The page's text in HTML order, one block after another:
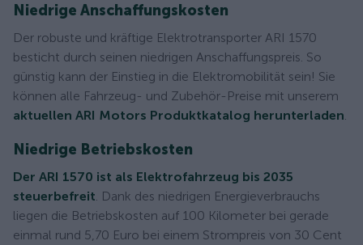
Niedrige Anschaffungskosten
Der robuste und kräftige Elektrotransporter ARI 1570
besticht durch seinen niedrigen Anschaffungspreis. So
günstig kann der Einstieg in die Elektromobilität sein! Sie
können alle Fahrzeug- und Zubehör-Preise mit unserem
aktuellen ARI Motors Produktkatalog herunterladen
Niedrige Betriebskosten
Der ARI 1570 ist als Elektrofahrzeug bis 2035
steuerbefreit . Dank des niedrigen Energieverbrauchs
liegen die Betriebskosten auf 100 Kilometer bei gerade
einmal rund 5,70 Euro bei einem Strompreis von 30 Cent